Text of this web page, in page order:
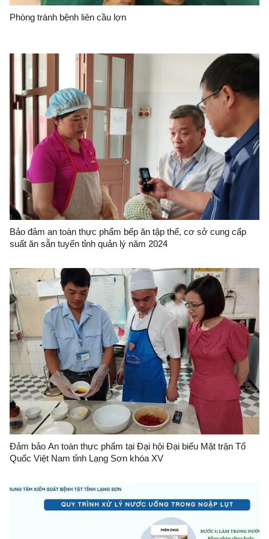
Phòng tránh bệnh liên cầu lợn
Bảo đảm an toàn thực phẩm bếp ăn tập thể, cơ sở cung cấp
suất ăn sẵn tuyến tỉnh quản lý năm 2024
Đảm bảo An toàn thực phẩm tại Đại hội Đại biểu Mặt trận Tổ
Quốc Việt Nam tỉnh Lạng Sơn khóa XV